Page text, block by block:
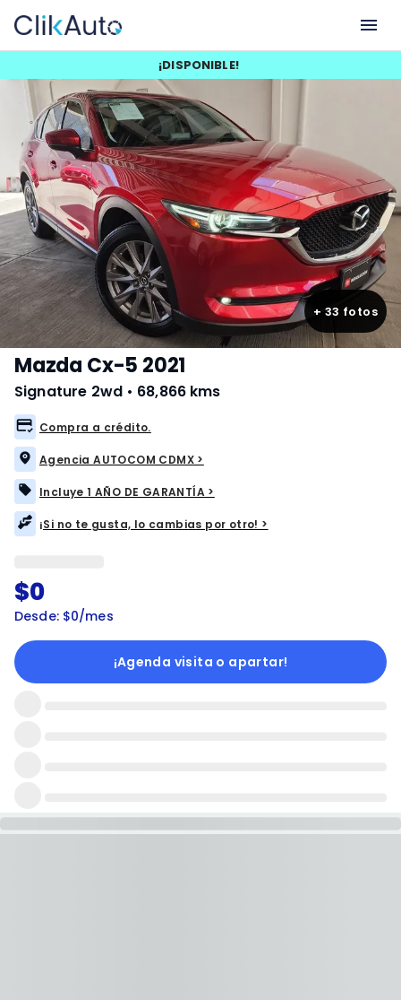
¡DISPONIBLE!
+ 33 fotos
Mazda Cx-5 2021
Signature 2wd • 68,866 kms
Compra a crédito.
Agencia AUTOCOM CDMX >
Incluye 1 AÑO DE GARANTÍA >
¡Si no te gusta, lo cambias por otro! >
$0
Desde: $0/mes
¡Agenda visita o apartar!